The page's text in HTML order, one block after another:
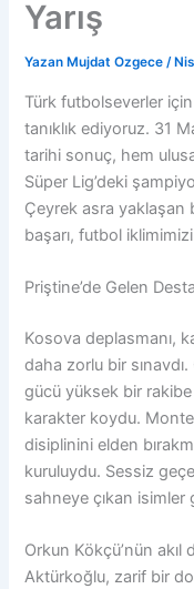
Yarış
Yazan Mujdat Ozgece/
Türk futbolseverler
tanıklık ediyoruz. 31
tarihi sonuç, hem
Süper Lig’deki
Çeyrek asra yaklaşan
başarı, futbol
Priştine’de Gelen
Kosova deplasmanı,
daha zorlu bir
gücü yüksek bir
karakter koydu.
disiplinini elden
kuruluydu. Sessiz
sahneye çıkan
Orkun Kökçü’nün
Aktürkoğlu, zarif bir